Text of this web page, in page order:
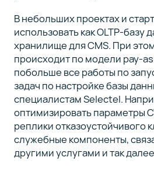
В небольших проектах и
использовать как OLTP-базу
хранилище для CMS. При
происходит по модели pay-
побольше все работы по
задач по настройке базы
специалистам Selectel.
оптимизировать параметры
реплики отказоустойчивого
служебные компоненты,
другими услугами и так